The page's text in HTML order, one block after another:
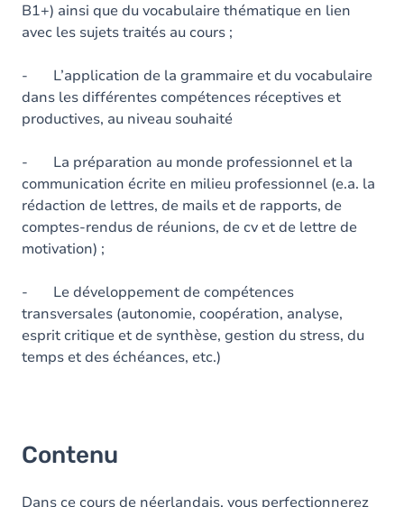
B1+) ainsi que du vocabulaire thématique en lien
avec les sujets traités au cours ;
- L’application de la grammaire et du vocabulaire
dans les différentes compétences réceptives et
productives, au niveau souhaité
- La préparation au monde professionnel et la
communication écrite en milieu professionnel (e.a. la
rédaction de lettres, de mails et de rapports, de
comptes-rendus de réunions, de cv et de lettre de
motivation) ;
- Le développement de compétences
transversales (autonomie, coopération, analyse,
esprit critique et de synthèse, gestion du stress, du
temps et des échéances, etc.)
Contenu
Dans ce cours de néerlandais, vous perfectionnerez